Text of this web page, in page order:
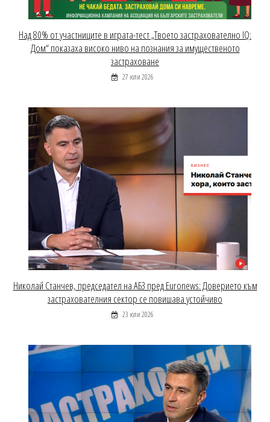
Над 80% от участниците в играта-тест „Твоето застрахователно IQ:
Дом“ показаха високо ниво на познания за имущественото
застраховане
27 юли 2026
Николай Станчев, председател на АБЗ пред Euronews: Доверието към
застрахователния сектор се повишава устойчиво
23 юли 2026